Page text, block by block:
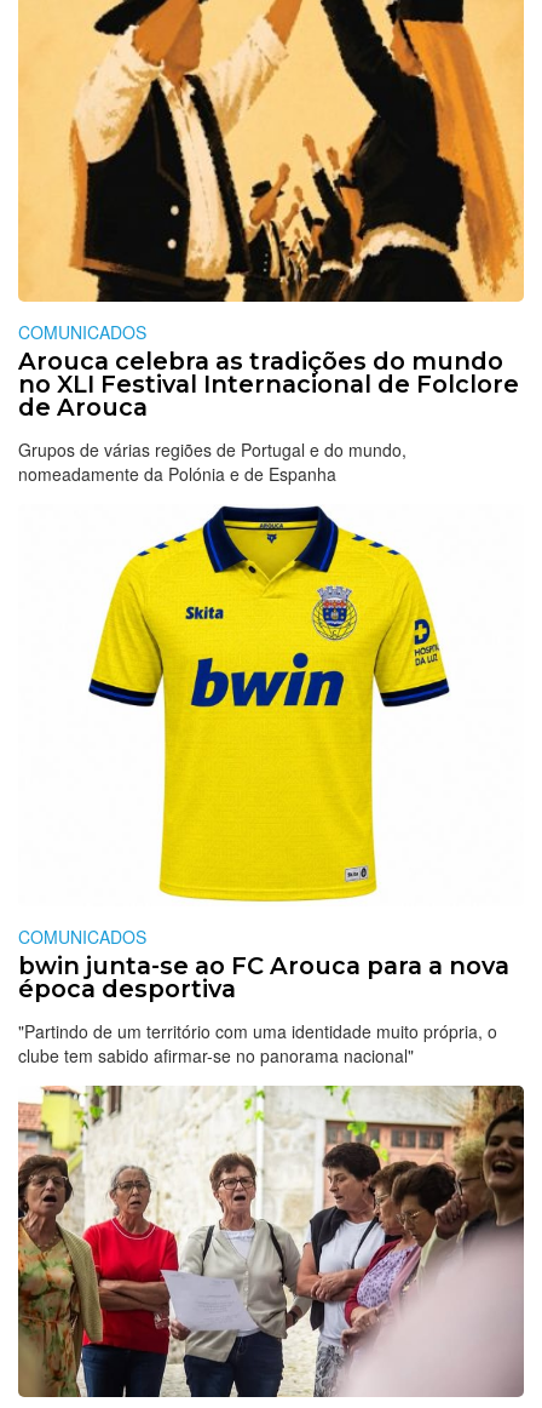
COMUNICADOS
Arouca celebra as tradições do mundo
no XLI Festival Internacional de Folclore
de Arouca
Grupos de várias regiões de Portugal e do mundo,
nomeadamente da Polónia e de Espanha
COMUNICADOS
bwin junta-se ao FC Arouca para a nova
época desportiva
"Partindo de um território com uma identidade muito própria, o
clube tem sabido afirmar-se no panorama nacional"